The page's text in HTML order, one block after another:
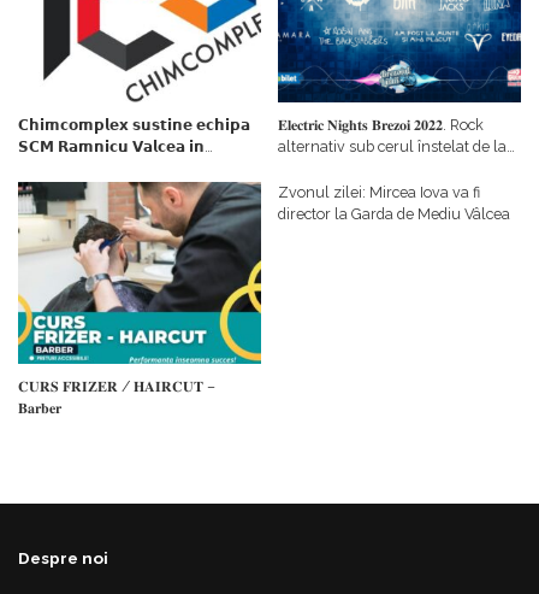
𝗖𝗵𝗶𝗺𝗰𝗼𝗺𝗽𝗹𝗲𝘅 𝘀𝘂𝘀𝘁𝗶𝗻𝗲 𝗲𝗰𝗵𝗶𝗽𝗮
𝗦𝗖𝗠 𝗥𝗮𝗺𝗻𝗶𝗰𝘂 𝗩𝗮𝗹𝗰𝗲𝗮 𝗶𝗻
𝗳𝗶𝗻𝗮𝗻𝘁𝗮𝘁𝗼𝗿
𝐄𝐥𝐞𝐜𝐭𝐫𝐢𝐜 𝐍𝐢𝐠𝐡𝐭𝐬 𝐁𝐫𝐞𝐳𝐨𝐢 𝟐𝟎𝟐𝟐. Rock
alternativ sub cerul înstelat de la
𝐂𝐔𝐑𝐒 𝐅𝐑𝐈𝐙𝐄𝐑 / 𝐇𝐀𝐈𝐑𝐂𝐔𝐓 –
𝐁𝐚𝐫𝐛𝐞𝐫
Zvonul zilei: Mircea Iova va fi
director la Garda de Mediu Vâlcea
Despre noi